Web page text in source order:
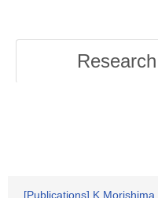
[Publications]